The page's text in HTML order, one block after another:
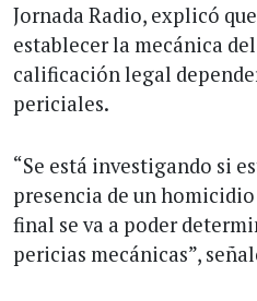
Jornada Radio, explicó
establecer la mecánica
calificación legal
periciales.
“Se está investigando si
presencia de un
final se va a poder
pericias mecánicas”,